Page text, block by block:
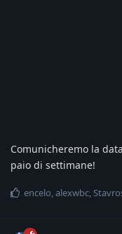
Comunicheremo la
paio di settimane!
encelo,alexwbc,